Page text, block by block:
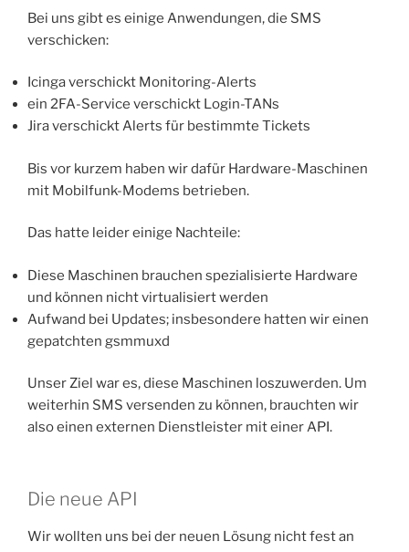
Bei uns gibt es einige Anwendungen, die SMS
verschicken:
Icinga verschickt Monitoring-Alerts
ein 2FA-Service verschickt Login-TANs
Jira verschickt Alerts für bestimmte Tickets
Bis vor kurzem haben wir dafür Hardware-Maschinen
mit Mobilfunk-Modems betrieben.
Das hatte leider einige Nachteile:
Diese Maschinen brauchen spezialisierte Hardware
und können nicht virtualisiert werden
Aufwand bei Updates; insbesondere hatten wir einen
gepatchten gsmmuxd
Unser Ziel war es, diese Maschinen loszuwerden. Um
weiterhin SMS versenden zu können, brauchten wir
also einen externen Dienstleister mit einer API.
Die neue API
Wir wollten uns bei der neuen Lösung nicht fest an